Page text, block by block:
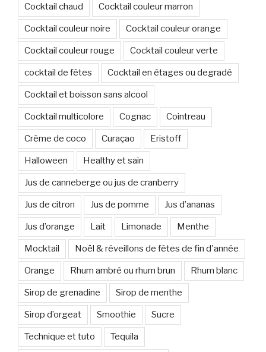
Cocktail chaud Cocktail couleur marron
Cocktail couleur noire Cocktail couleur orange
Cocktail couleur rouge Cocktail couleur verte
cocktail de fêtes Cocktail en étages ou degradé
Cocktail et boisson sans alcool
Cocktail multicolore Cognac Cointreau
Crème de coco Curaçao Eristoff
Halloween Healthy et sain
Jus de canneberge ou jus de cranberry
Jus de citron Jus de pomme Jus d’ananas
Jus d’orange Lait Limonade Menthe
Mocktail Noël & réveillons de fêtes de fin d'année
Orange Rhum ambré ou rhum brun Rhum blanc
Sirop de grenadine Sirop de menthe
Sirop d’orgeat Smoothie Sucre
Technique et tuto Tequila